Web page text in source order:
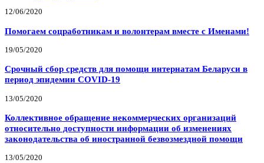
12/06/2020
Помогаем соцработникам и волонтерам вместе с Именами!
19/05/2020
Срочный сбор средств для помощи интернатам Беларуси в
период эпидемии COVID-19
13/05/2020
Коллективное обращение некоммерческих организаций
относительно доступности информации об изменениях
законодательства об иностранной безвозмездной помощи
13/05/2020